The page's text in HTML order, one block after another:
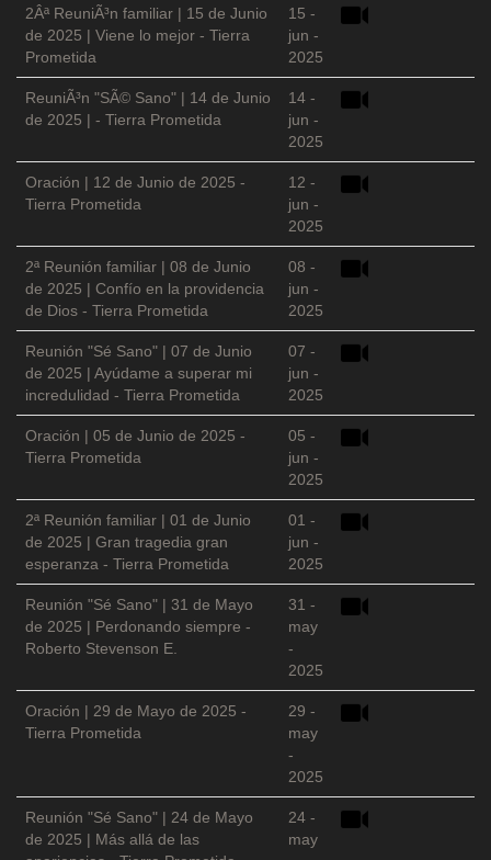
2Âª ReuniÃ³n familiar | 15 de Junio
de 2025 | Viene lo mejor - Tierra
Prometida
15 -
jun -
2025
ReuniÃ³n "SÃ© Sano" | 14 de Junio
de 2025 | - Tierra Prometida
14 -
jun -
2025
Oración | 12 de Junio de 2025 -
Tierra Prometida
12 -
jun -
2025
2ª Reunión familiar | 08 de Junio
de 2025 | Confío en la providencia
de Dios - Tierra Prometida
08 -
jun -
2025
Reunión "Sé Sano" | 07 de Junio
de 2025 | Ayúdame a superar mi
incredulidad - Tierra Prometida
07 -
jun -
2025
Oración | 05 de Junio de 2025 -
Tierra Prometida
05 -
jun -
2025
2ª Reunión familiar | 01 de Junio
de 2025 | Gran tragedia gran
esperanza - Tierra Prometida
01 -
jun -
2025
Reunión "Sé Sano" | 31 de Mayo
de 2025 | Perdonando siempre -
Roberto Stevenson E.
31 -
may
-
2025
Oración | 29 de Mayo de 2025 -
Tierra Prometida
29 -
may
-
2025
Reunión "Sé Sano" | 24 de Mayo
de 2025 | Más allá de las
24 -
may